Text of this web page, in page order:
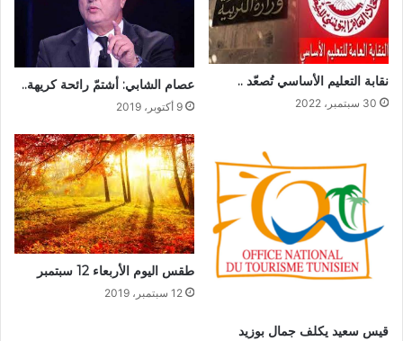
نقابة التعليم الأساسي تُصعّد ..
30 سبتمبر، 2022
عصام الشابي: أشتمّ رائحة كريهة..
9 أكتوبر، 2019
قيس سعيد يكلف جمال بوزيد
طقس اليوم الأربعاء 12 سبتمبر
12 سبتمبر، 2019